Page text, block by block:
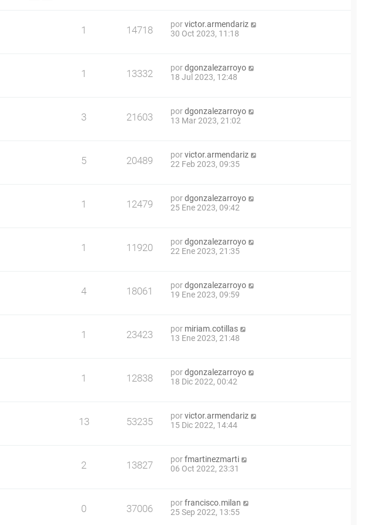
1 14718 porvictor.armendariz
30 Oct 2023, 11:18
1 13332 pordgonzalezarroyo
18 Jul 2023, 12:48
3 21603 pordgonzalezarroyo
13 Mar 2023, 21:02
5 20489 porvictor.armendariz
22 Feb 2023, 09:35
1 12479 pordgonzalezarroyo
25 Ene 2023, 09:42
1 11920 pordgonzalezarroyo
22 Ene 2023, 21:35
4 18061 pordgonzalezarroyo
19 Ene 2023, 09:59
1 23423 por miriam.cotillas
13 Ene 2023, 21:48
1 12838 pordgonzalezarroyo
18 Dic 2022, 00:42
13 53235 porvictor.armendariz
15 Dic 2022, 14:44
2 13827 porfmartinezmarti
06 Oct 2022, 23:31
0 37006 porfrancisco.milan
25 Sep 2022, 13:55